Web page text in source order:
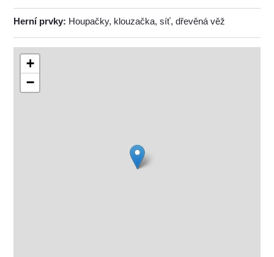
Herní prvky: Houpačky, klouzačka, síť, dřevěná věž
+
−